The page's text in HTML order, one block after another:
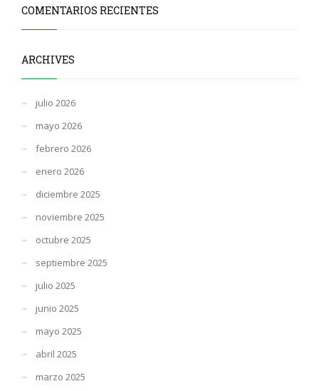
COMENTARIOS RECIENTES
ARCHIVES
julio 2026
mayo 2026
febrero 2026
enero 2026
diciembre 2025
noviembre 2025
octubre 2025
septiembre 2025
julio 2025
junio 2025
mayo 2025
abril 2025
marzo 2025